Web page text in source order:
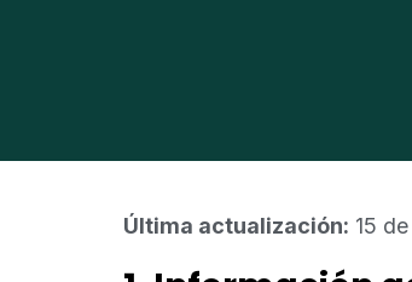
Última actualización: 15